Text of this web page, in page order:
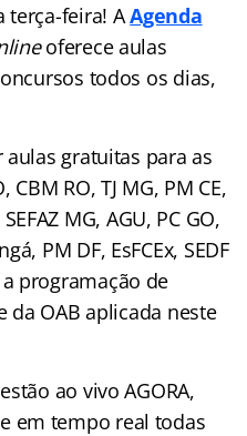
terça-feira! AAgenda
oferece aulas
todos os dias,
gratuitas para as
CBM RO, TJ MG, PM CE,
MG, AGU, PC GO,
PM DF, EsFCEx, SEDF
programação de
da OAB aplicada neste
ao vivo AGORA,
em tempo real todas